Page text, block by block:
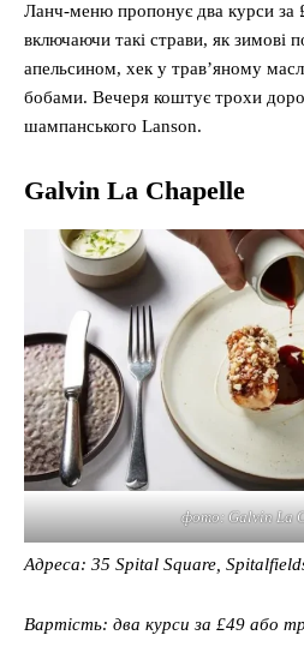
Ланч-меню пропонує два курси за
включаючи такі страви, як зимові
апельсином, хек у трав’яному
бобами. Вечеря коштує трохи
шампанського Lanson.
Galvin La Chapelle
фото: Galvin La
Адреса: 35 Spital Square,
Вартість: два курси за £49 або